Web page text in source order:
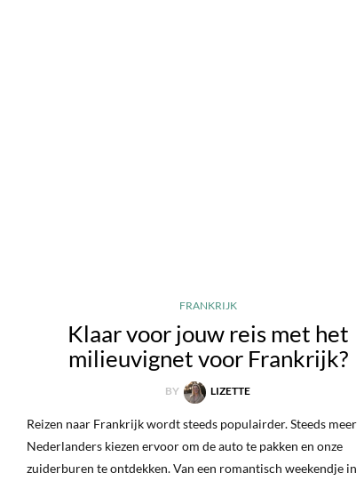
FRANKRIJK
Klaar voor jouw reis met het
milieuvignet voor Frankrijk?
BY LIZETTE
Reizen naar Frankrijk wordt steeds populairder. Steeds meer
Nederlanders kiezen ervoor om de auto te pakken en onze
zuiderburen te ontdekken. Van een romantisch weekendje in